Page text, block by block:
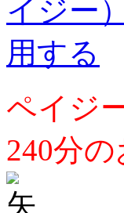
ペイジ
240分